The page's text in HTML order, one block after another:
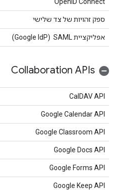
ספק זהויות של צד שלישי
אפליקציית SAML ‏ (Google IdP)
Collaboration APIs
CalDAV API
Google Calendar API
Google Classroom API
Google Docs API
Google Forms API
Google Keep API